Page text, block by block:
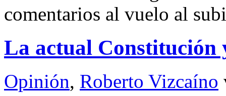
comentarios al vuelo al
La actual Constitución
Opinión, Roberto Vizcaíno